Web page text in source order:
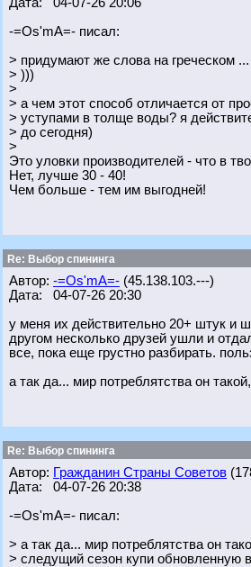
-=Os'mA=- писал:
> придумают же слова на греческом
> )))
>
> а чем этот способ отличается от
> уступами в толще воды? я
> до сегодня)
>
Это уловки производителей - что в
Нет, лучше 30 - 40!
Чем больше - тем им выгодней!
Re: Выбор спининга
Автор: -=Os'mA=- (45.138.103.---)
Дата: 04-07-26 20:30
у меня их действительно 20+ штук и
другом несколько друзей ушли и
все, пока еще грустно разбирать.
а так да... мир потреблятства он
Re: Выбор спининга
Автор: Гражданин Страны Советов
Дата: 04-07-26 20:38
-=Os'mA=- писал:
> а так да... мир потреблятства он
> следущий сезон купи обновленную